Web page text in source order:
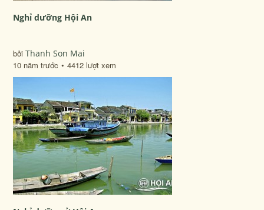
Nghỉ dưỡng Hội An
bởiThanh Son Mai
10 năm trước
4412 lượt xem